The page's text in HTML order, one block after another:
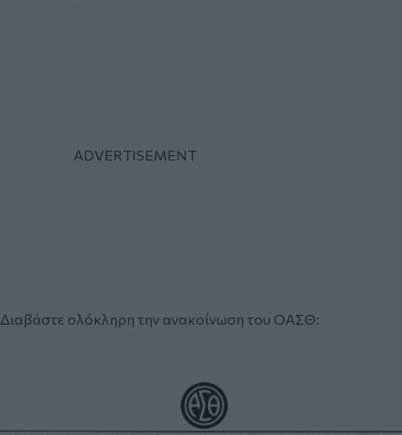
Διαβάστε ολόκληρη την ανακοίνωση του ΟΑΣΘ: